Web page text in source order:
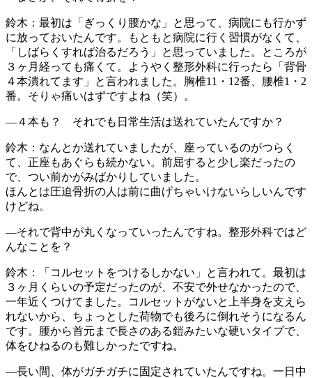
鈴木：最初は「ぎっくり腰かな」と思って、病院にも行かず
に放っておいたんです。もともと病院に行く習慣がなくて、
「しばらくすれば治るだろう」と思っていました。ところが
３ヶ月経っても痛くて。ようやく整形外科に行ったら「背骨
４本潰れてます」と言われました。胸椎11・12番、腰椎1・2
番。そりゃ痛いはずですよね（笑）。
―４本も？ それでも日常生活は送れていたんですか？
鈴木：なんとか送れていましたが、座っているのがつらく
て、正座もあぐらも続かない。前屈すると少し楽だったの
で、つい前かがみばかりしていました。
ほんとは圧迫骨折の人は前に曲げちゃいけないらしいんです
けどね。
―それで背中が丸くなっていったんですね。整形外科ではど
んなことを？
鈴木：「コルセットをつけるしかない」と言われて。最初は
３ヶ月くらいの予定だったのが、不安で外せなかったので、
一年近くつけてました。コルセットがないと上半身を支えら
れないから、ちょっとした荷物でも後ろに倒れそうになるん
です。腰から首元まで長さのある鎧みたいな硬いタイプで、
体をひねるのも難しかったですね。
―長い間、体がガチガチに固定されていたんですね。一日中